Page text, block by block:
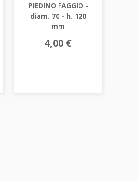
PIEDINO FAGGIO -
diam. 70 - h. 120
mm
4,00 €